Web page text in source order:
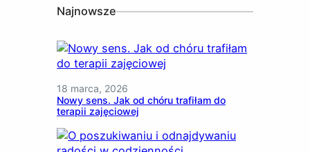
Najnowsze
18 marca, 2026
Nowy sens. Jak od chóru trafiłam do
terapii zajęciowej